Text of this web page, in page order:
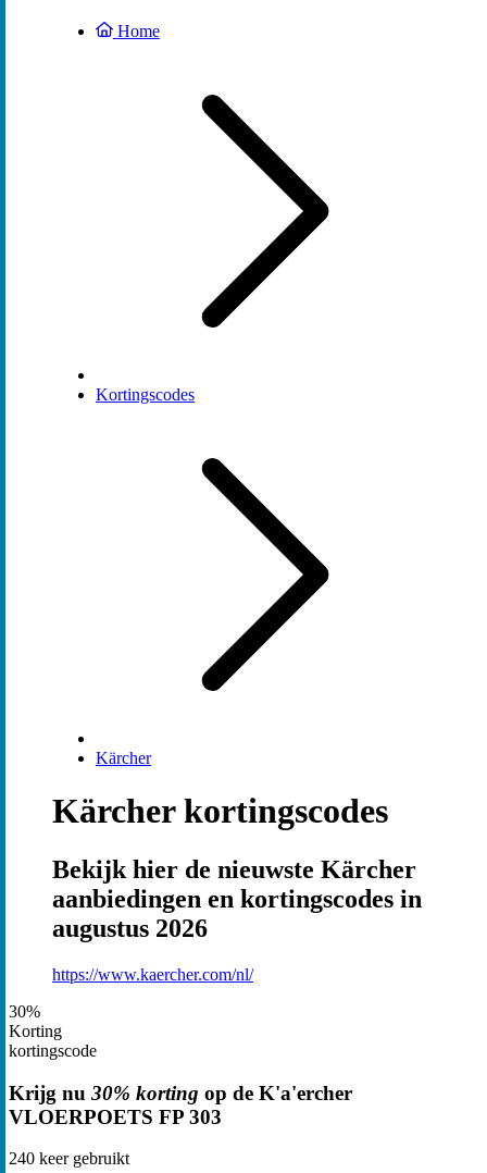
Home
Kortingscodes
Kärcher
Kärcher kortingscodes
Bekijk hier de nieuwste Kärcher
aanbiedingen en kortingscodes in
augustus 2026
https://www.kaercher.com/nl/
30%
Korting
kortingscode
Krijg nu 30% korting op de K'a'ercher
VLOERPOETS FP 303
240 keer gebruikt